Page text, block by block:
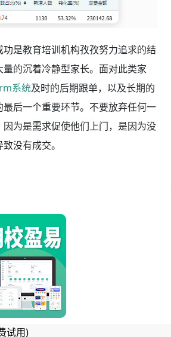
功是教育培训机构孜孜努力追求的结
的沉着冷静型家长。面对此类家
系统及时的后期跟单，以及长期的
后一个重要环节。不要放弃任何一
为是需求促使他们上门，是因为没
没有成交。
试用)